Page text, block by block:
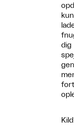
dig